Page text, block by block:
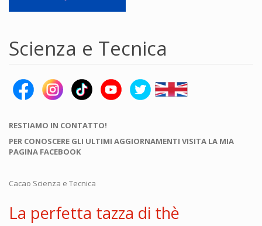
Scienza e Tecnica
RESTIAMO IN CONTATTO!
PER CONOSCERE GLI ULTIMI AGGIORNAMENTI VISITA LA MIA
PAGINA FACEBOOK
Cacao Scienza e Tecnica
La perfetta tazza di thè